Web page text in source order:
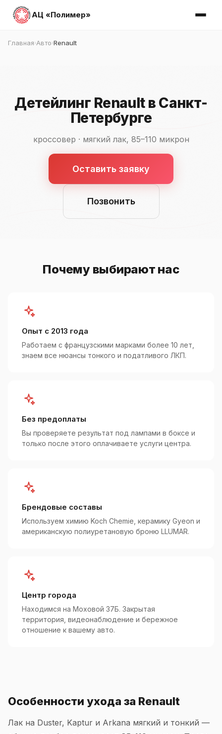
АЦ «Полимер»
Главная›Авто›Renault
Детейлинг Renault в Санкт-
Петербурге
кроссовер · мягкий лак, 85–110 микрон
Оставить заявку
Позвонить
Почему выбирают нас
Опыт с 2013 года
Работаем с французскими марками более 10 лет,
знаем все нюансы тонкого и податливого ЛКП.
Без предоплаты
Вы проверяете результат под лампами в боксе и
только после этого оплачиваете услуги центра.
Брендовые составы
Используем химию Koch Chemie, керамику Gyeon и
американскую полиуретановую броню LLUMAR.
Центр города
Находимся на Моховой 37Б. Закрытая
территория, видеонаблюдение и бережное
отношение к вашему авто.
Особенности ухода за Renault
Лак на Duster, Kaptur и Arkana мягкий и тонкий —